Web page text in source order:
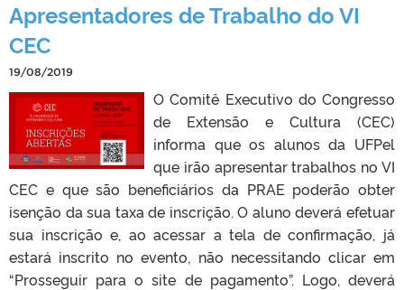
Apresentadores de Trabalho do VI
CEC
19/08/2019
O Comitê Executivo do Congresso
de Extensão e Cultura (CEC)
informa que os alunos da UFPel
que irão apresentar trabalhos no VI
CEC e que são beneficiários da PRAE poderão obter
isenção da sua taxa de inscrição. O aluno deverá efetuar
sua inscrição e, ao acessar a tela de confirmação, já
estará inscrito no evento, não necessitando clicar em
“Prosseguir para o site de pagamento”. Logo, deverá